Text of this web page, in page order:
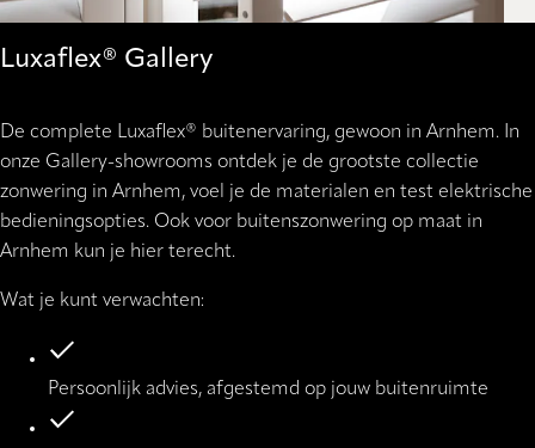
Luxaflex® Gallery
De complete Luxaflex® buitenervaring, gewoon in Arnhem. In
onze Gallery-showrooms ontdek je de grootste collectie
zonwering in Arnhem, voel je de materialen en test elektrische
bedieningsopties. Ook voor buitenszonwering op maat in
Arnhem kun je hier terecht.
Wat je kunt verwachten:
Persoonlijk advies, afgestemd op jouw buitenruimte